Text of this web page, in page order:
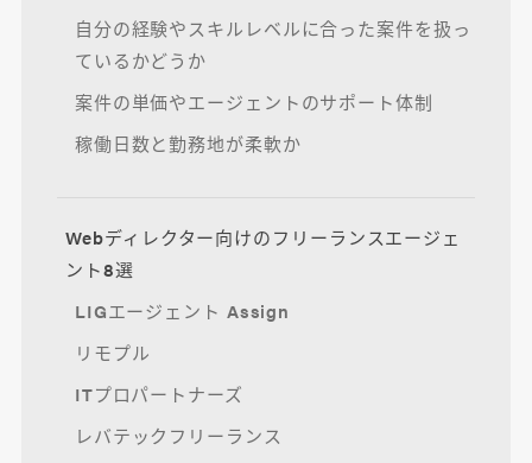
自分の経験やスキルレベルに合った案件を扱っ
ているかどうか
案件の単価やエージェントのサポート体制
稼働日数と勤務地が柔軟か
Webディレクター向けのフリーランスエージェ
ント8選
LIGエージェント Assign
リモプル
ITプロパートナーズ
レバテックフリーランス